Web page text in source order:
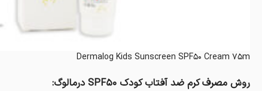
Dermalog Kids Sunscreen SPF50 Cream 75m
روش مصرف کرم ضد آفتاب کودک SPF50 درمالوگ: